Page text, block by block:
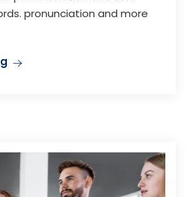
pronunciation and more